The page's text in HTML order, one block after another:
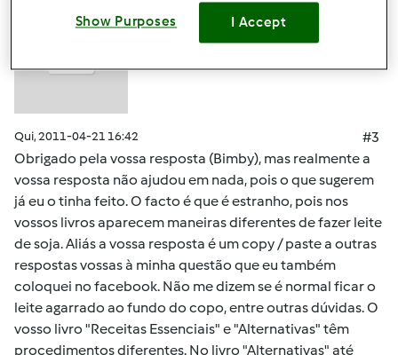
Qui, 2011-04-21 16:42
#3
Obrigado pela vossa resposta (Bimby), mas realmente a
vossa resposta não ajudou em nada, pois o que sugerem
já eu o tinha feito. O facto é que é estranho, pois nos
vossos livros aparecem maneiras diferentes de fazer leite
de soja. Aliás a vossa resposta é um copy / paste a outras
respostas vossas à minha questão que eu também
coloquei no facebook. Não me dizem se é normal ficar o
leite agarrado ao fundo do copo, entre outras dúvidas. O
vosso livro "Receitas Essenciais" e "Alternativas" têm
procedimentos diferentes. No livro "Alternativas" até
Show Purposes I Accept